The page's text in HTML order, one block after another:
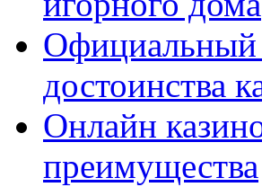
Официальный
достоинства
Онлайн
преимущества